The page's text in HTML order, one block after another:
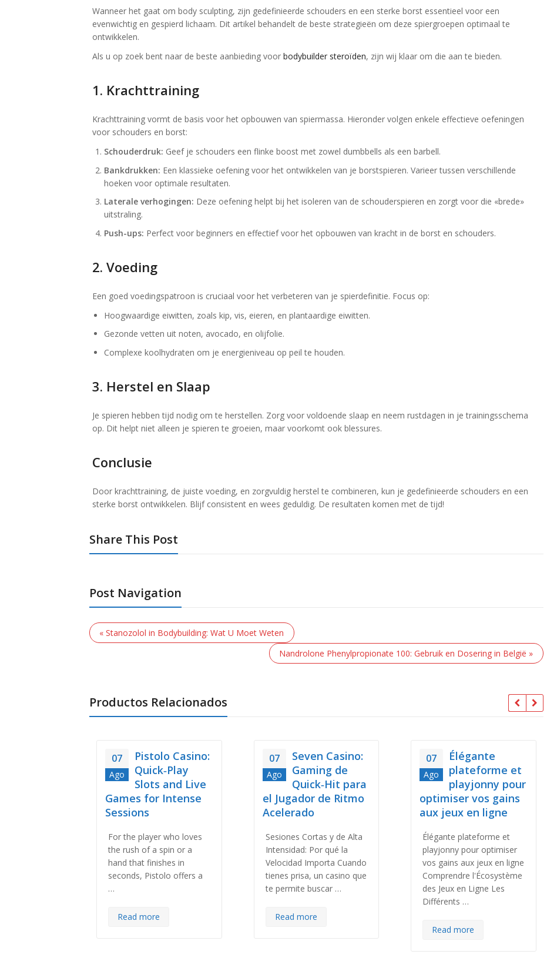
Wanneer het gaat om body sculpting, zijn gedefinieerde schouders en een sterke borst essentieel voor een
evenwichtig en gespierd lichaam. Dit artikel behandelt de beste strategieën om deze spiergroepen optimaal te
ontwikkelen.
Als u op zoek bent naar de beste aanbieding voor bodybuilder steroïden, zijn wij klaar om die aan te bieden.
1. Krachttraining
Krachttraining vormt de basis voor het opbouwen van spiermassa. Hieronder volgen enkele effectieve oefeningen
voor schouders en borst:
Schouderdruk: Geef je schouders een flinke boost met zowel dumbbells als een barbell.
Bankdrukken: Een klassieke oefening voor het ontwikkelen van je borstspieren. Varieer tussen verschillende
hoeken voor optimale resultaten.
Laterale verhogingen: Deze oefening helpt bij het isoleren van de schouderspieren en zorgt voor die «brede»
uitstraling.
Push-ups: Perfect voor beginners en effectief voor het opbouwen van kracht in de borst en schouders.
2. Voeding
Een goed voedingspatroon is cruciaal voor het verbeteren van je spierdefinitie. Focus op:
Hoogwaardige eiwitten, zoals kip, vis, eieren, en plantaardige eiwitten.
Gezonde vetten uit noten, avocadо, en olijfolie.
Complexe koolhydraten om je energieniveau op peil te houden.
3. Herstel en Slaap
Je spieren hebben tijd nodig om te herstellen. Zorg voor voldoende slaap en neem rustdagen in je trainingsschema
op. Dit helpt niet alleen je spieren te groeien, maar voorkomt ook blessures.
Conclusie
Door krachttraining, de juiste voeding, en zorgvuldig herstel te combineren, kun je gedefinieerde schouders en een
sterke borst ontwikkelen. Blijf consistent en wees geduldig. De resultaten komen met de tijd!
Share This Post
Post Navigation
« Stanozolol in Bodybuilding: Wat U Moet Weten
Nandrolone Phenylpropionate 100: Gebruik en Dosering in België »
Productos Relacionados
07
Ago
Pistolo Casino:
Quick‑Play
Slots and Live
Games for Intense
Sessions
For the player who loves
the rush of a spin or a
hand that finishes in
seconds, Pistolo offers a
…
Read more
07
Ago
Seven Casino:
Gaming de
Quick‑Hit para
el Jugador de Ritmo
Acelerado
Sesiones Cortas y de Alta
Intensidad: Por qué la
Velocidad Importa Cuando
tienes prisa, un casino que
te permite buscar …
Read more
07
Ago
Élégante
plateforme et
playjonny pour
optimiser vos gains
aux jeux en ligne
Élégante plateforme et
playjonny pour optimiser
vos gains aux jeux en ligne
Comprendre l'Écosystème
des Jeux en Ligne Les
Différents …
Read more